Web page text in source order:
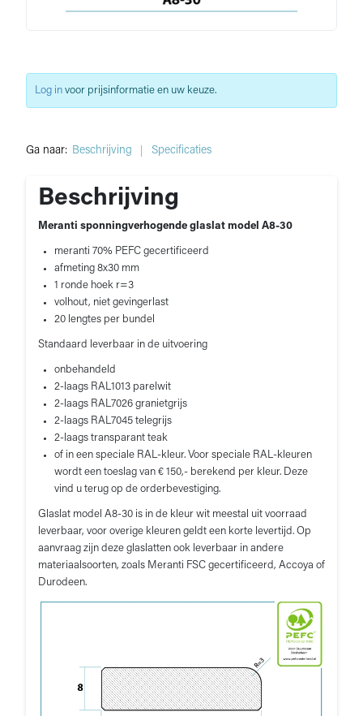
Ga naar: Beschrijving Specificaties
Beschrijving
Meranti sponningverhogende glaslat model A8-30
meranti 70% PEFC gecertificeerd
afmeting 8x30 mm
1 ronde hoek r=3
volhout, niet gevingerlast
20 lengtes per bundel
Standaard leverbaar in de uitvoering
onbehandeld
2-laags RAL1013 parelwit
2-laags RAL7026 granietgrijs
2-laags RAL7045 telegrijs
2-laags transparant teak
of in een speciale RAL-kleur. Voor speciale RAL-kleuren
wordt een toeslag van € 150,- berekend per kleur. Deze
vind u terug op de orderbevestiging.
Glaslat model A8-30 is in de kleur wit meestal uit voorraad
leverbaar, voor overige kleuren geldt een korte levertijd. Op
aanvraag zijn deze glaslatten ook leverbaar in andere
materiaalsoorten, zoals Meranti FSC gecertificeerd, Accoya of
Durodeen.
Log in voor prijsinformatie en uw keuze.